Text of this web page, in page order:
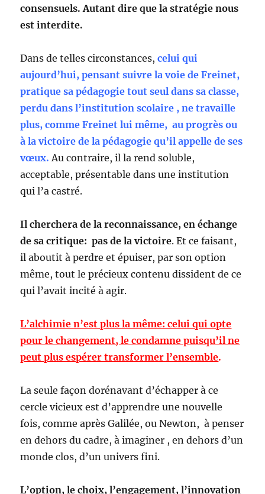
consensuels. Autant dire que la stratégie nous
est interdite.
Dans de telles circonstances,celui qui
aujourd’hui, pensant suivre la voie de Freinet,
pratique sa pédagogie tout seul dans sa classe,
perdu dans l’institution scolaire , ne travaille
plus, comme Freinet lui même, au progrès ou
à la victoire de la pédagogie qu’il appelle de ses
vœux.Au contraire, il la rend soluble,
acceptable, présentable dans une institution
qui l’a castré.
Il cherchera de la reconnaissance, en échange
de sa critique: pas de la victoire. Et ce faisant,
il aboutit à perdre et épuiser, par son option
même, tout le précieux contenu dissident de ce
qui l’avait incité à agir.
L’alchimie n’est plus la même: celui qui opte
pour le changement, le condamne puisqu’il ne
peut plus espérer transformer l’ensemble.
La seule façon dorénavant d’échapper à ce
cercle vicieux est d’apprendre une nouvelle
fois, comme après Galilée, ou Newton, à penser
en dehors du cadre, à imaginer , en dehors d’un
monde clos, d’un univers fini.
L’option, le choix, l’engagement, l’innovation